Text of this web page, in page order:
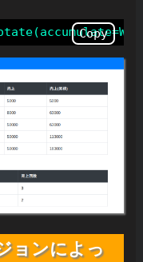
Copy
ョンによっ